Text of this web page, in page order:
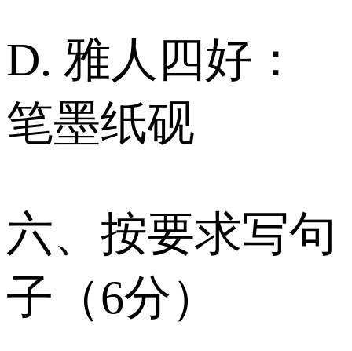
D. 雅人四好：
笔墨纸砚
六、按要求写句
子（6分）